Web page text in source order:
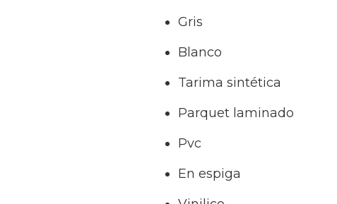
Gris
Blanco
Tarima sintética
Parquet laminado
Pvc
En espiga